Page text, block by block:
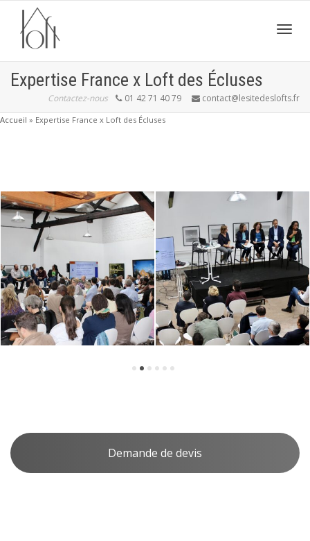
Expertise France x Loft des Écluses
Contactez-nous 01 42 71 40 79 contact@lesitedeslofts.fr
Accueil » Expertise France x Loft des Écluses
Demande de devis